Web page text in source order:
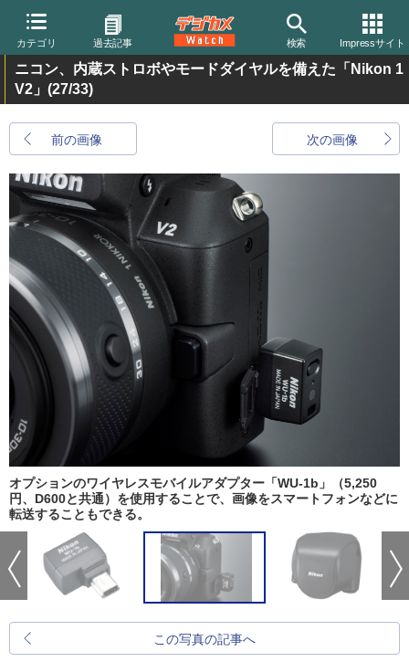
カテゴリ 過去記事 検索 Impressサイト
ニコン、内蔵ストロボやモードダイヤルを備えた「Nikon 1
V2」 (27/33)
前の画像 次の画像
オプションのワイヤレスモバイルアダプター「WU-1b」（5,250
円、D600と共通）を使用することで、画像をスマートフォンなどに
転送することもできる。
この写真の記事へ